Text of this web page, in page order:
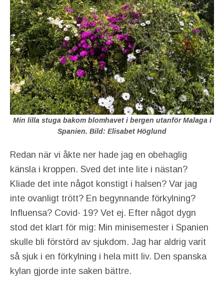
Min lilla stuga bakom blomhavet i bergen utanför Malaga i
Spanien. Bild: Elisabet Höglund
Redan när vi åkte ner hade jag en obehaglig
känsla i kroppen. Sved det inte lite i nästan?
Kliade det inte något konstigt i halsen? Var jag
inte ovanligt trött? En begynnande förkylning?
Influensa? Covid- 19? Vet ej. Efter något dygn
stod det klart för mig: Min minisemester i Spanien
skulle bli förstörd av sjukdom. Jag har aldrig varit
så sjuk i en förkylning i hela mitt liv. Den spanska
kylan gjorde inte saken bättre.